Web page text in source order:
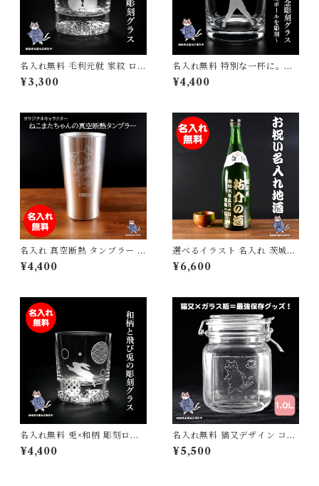
名入れ無料 毛利元就 家紋 ロッ
クグラス 戦国武将グッズ プレ
ゼント ギフト対応 日本製グラ
¥3,300
名入れ無料 特別な一杯に。野
球バッター 彫刻 ロックグラス
日本製 サンドブラスト彫刻 砂
¥4,400
名入れ 真空断熱 タンブラー ね
こまたちゃん 猫又 妖怪 ネコ
グッズ 猫グッズ 名前入り ステ
お母さん 2024年 令和６年
¥4,400
選べるイラスト 名入れ 茨城の
地酒 日本酒 720ml お祝い 誕
生日 ギフト プレゼント 砂吹き
¥6,600
名入れ無料 兎×和柄 彫刻ロッ
クグラス 干支 和モダン ギフト
におすすめ
¥4,400
名入れ無料 猫又デザイン コー
ヒー保存瓶 1L サンドブラスト
彫刻 角型キャニスター コーヒ
¥5,500